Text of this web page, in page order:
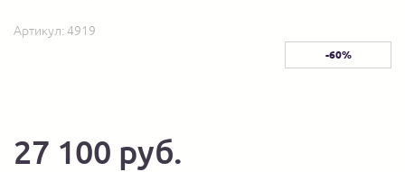
Артикул: 4919
-60%
27 100 руб.